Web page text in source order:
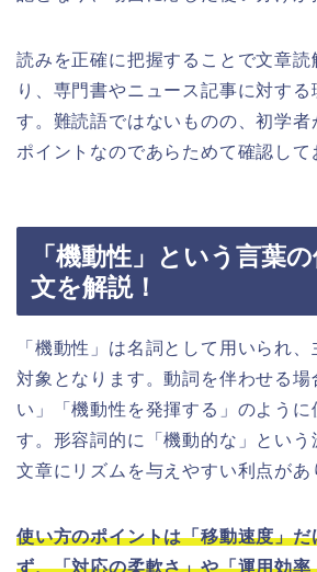
読みを正確に把握することで文章読
り、専門書やニュース記事に対する
す。難読語ではないものの、初学者
ポイントなのであらためて確認して
「機動性」という言葉
文を解説！
「機動性」は名詞として用いられ
対象となります。動詞を伴わせる場
い」「機動性を発揮する」のよう
す。形容詞的に「機動的な」という
文章にリズムを与えやすい利点があ
使い方のポイントは「移動速度」だ
ず、「対応の柔軟さ」や「運用効